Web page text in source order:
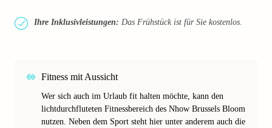
Ihre Inklusivleistungen: Das Frühstück ist für Sie kostenlos.
Fitness mit Aussicht
Wer sich auch im Urlaub fit halten möchte, kann den
lichtdurchfluteten Fitnessbereich des Nhow Brussels Bloom
nutzen. Neben dem Sport steht hier unter anderem auch die